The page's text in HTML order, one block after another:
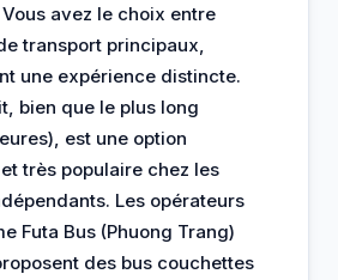
Vous avez le choix entre
transport principaux,
une expérience distincte.
bien que le plus long
est une option
très populaire chez les
Les opérateurs
Futa Bus (Phuong Trang)
des bus couchettes